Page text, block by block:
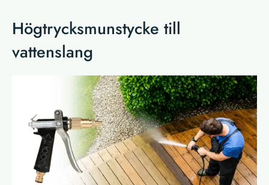
Högtrycksmunstycke till
vattenslang